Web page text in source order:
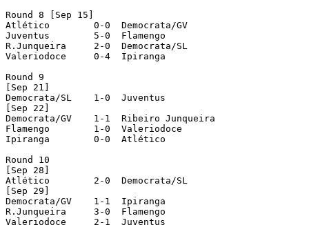
Round 8 [Sep 15]
Atlético  	0-0  Democrata/GV
Juventus  	5-0  Flamengo
R.Junqueira  	2-0  Democrata/SL
Valeriodoce  	0-4  Ipiranga
Round 9
[Sep 21]
Democrata/SL  	1-0  Juventus
[Sep 22]
Democrata/GV  	1-1  Ribeiro Junqueira
Flamengo  	1-0  Valeriodoce
Ipiranga  	0-0  Atlético
Round 10
[Sep 28]
Atlético  	2-0  Democrata/SL
[Sep 29]
Democrata/GV  	1-1  Ipiranga
R.Junqueira  	3-0  Flamengo
Valeriodoce  	2-1  Juventus